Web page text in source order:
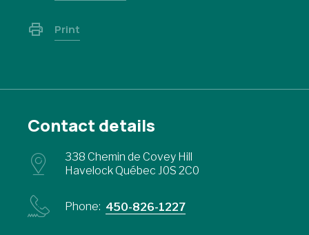
Print
Contact details
338 Chemin de Covey Hill
Havelock Québec J0S 2C0
Phone: 450-826-1227